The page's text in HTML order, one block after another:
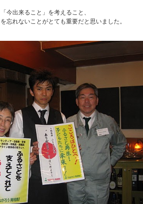
今出来ること」を考えること、
忘れないことがとても重要だと思いました。